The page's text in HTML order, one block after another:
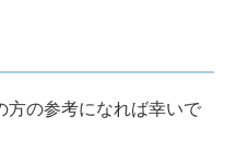
方の参考になれば幸いで